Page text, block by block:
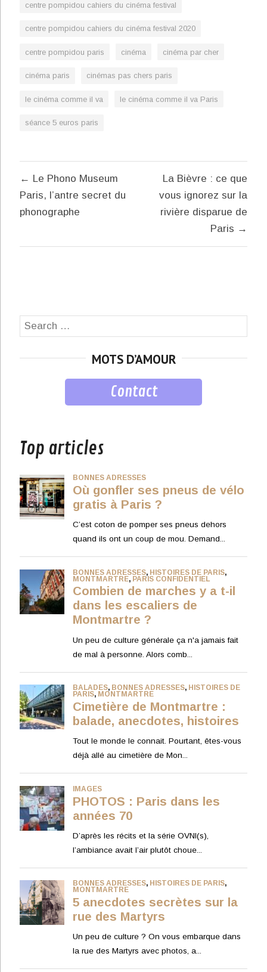
centre pompidou cahiers du cinéma festival
centre pompidou cahiers du cinéma festival 2020
centre pompidou paris cinéma cinéma par cher
cinéma paris cinémas pas chers paris
le cinéma comme il va le cinéma comme il va Paris
séance 5 euros paris
Navigation
de
l’article
← Le Phono Museum
Paris, l’antre secret du
phonographe
La Bièvre : ce que
vous ignorez sur la
rivière disparue de
Paris →
Search
MOTS D’AMOUR
Contact
Top articles